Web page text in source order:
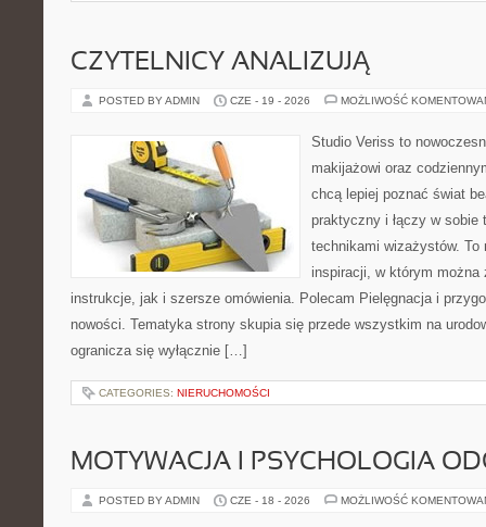
CZYTELNICY ANALIZUJĄ
POSTED BY ADMIN CZE - 19 - 2026 MOŻLIWOŚĆ
Studio Veriss to
makijażowi oraz
chcą lepiej poznać świat
praktyczny i łączy w sobie
technikami wizażystów. To
inspiracji, w którym można
instrukcje, jak i szersze omówienia. Polecam Pielęgnacja i
nowości. Tematyka strony skupia się przede wszystkim na
ogranicza się wyłącznie […]
CATEGORIES: NIERUCHOMOŚCI
MOTYWACJA I PSYCHOLOGIA
POSTED BY ADMIN CZE - 18 - 2026 MOŻLIWOŚĆ